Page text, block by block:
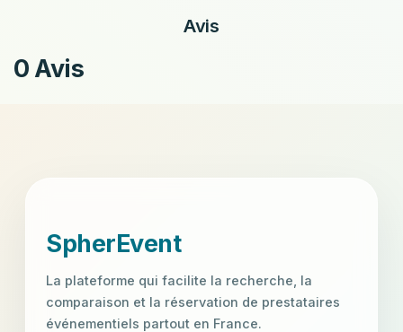
Avis
0 Avis
SpherEvent
La plateforme qui facilite la recherche, la
comparaison et la réservation de prestataires
événementiels partout en France.